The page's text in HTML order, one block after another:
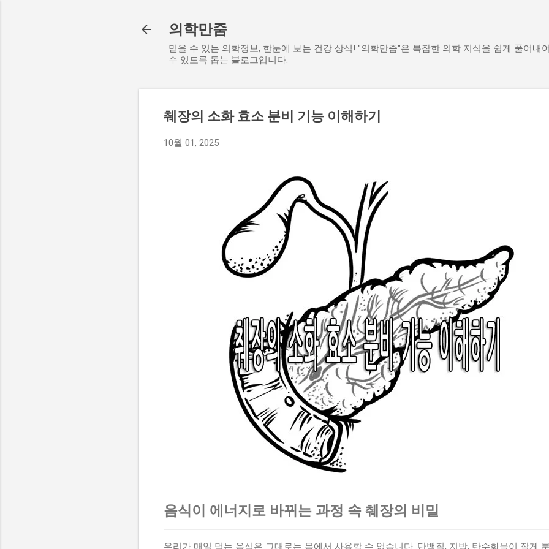
의학만줌
믿을 수 있는 의학정보, 한눈에 보는 건강 상식! "의학만줌"은 복잡한 의학 지식을 쉽게 풀어내
수 있도록 돕는 블로그입니다.
췌장의 소화 효소 분비 기능 이해하기
10월 01, 2025
음식이 에너지로 바뀌는 과정 속 췌장의 비밀
우리가 매일 먹는 음식은 그대로는 몸에서 사용할 수 없습니다. 단백질, 지방, 탄수화물이 잘게